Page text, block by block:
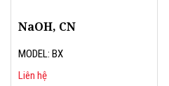
NaOH, CN
MODEL: BX
Liên hệ